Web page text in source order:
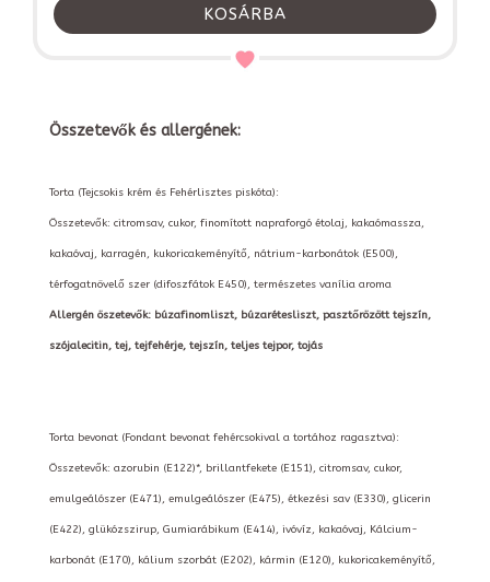
KOSÁRBA
Összetevők és allergének:
Torta (Tejcsokis krém és Fehérlisztes piskóta):
Összetevők: citromsav, cukor, finomított napraforgó étolaj, kakaómassza,
kakaóvaj, karragén, kukoricakeményítő, nátrium-karbonátok (E500),
térfogatnövelő szer (difoszfátok E450), természetes vanília aroma
Allergén öszetevők: búzafinomliszt, búzarétesliszt, pasztőrözött tejszín,
szójalecitin, tej, tejfehérje, tejszín, teljes tejpor, tojás
Torta bevonat (Fondant bevonat fehércsokival a tortához ragasztva):
Összetevők: azorubin (E122)*, brillantfekete (E151), citromsav, cukor,
emulgeálószer (E471), emulgeálószer (E475), étkezési sav (E330), glicerin
(E422), glükózszirup, Gumiarábikum (E414), ivóvíz, kakaóvaj, Kálcium-
karbonát (E170), kálium szorbát (E202), kármin (E120), kukoricakeményítő,